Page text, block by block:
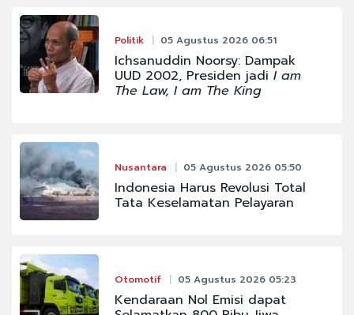
Politik 05 Agustus 2026 06:51
Ichsanuddin Noorsy: Dampak
UUD 2002, Presiden jadi I am
The Law, I am The King
Nusantara 05 Agustus 2026 05:50
Indonesia Harus Revolusi Total
Tata Keselamatan Pelayaran
Otomotif 05 Agustus 2026 05:23
Kendaraan Nol Emisi dapat